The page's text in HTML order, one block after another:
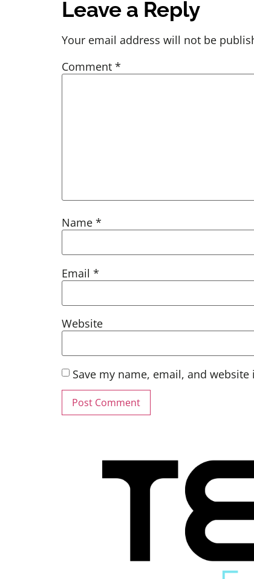
Leave a Reply
Your email address will not be
Comment *
Name *
Email *
Website
Save my name, email, and